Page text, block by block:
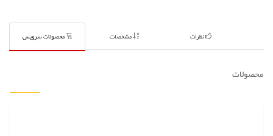
نظرات مشخصات محصولات سرویس
محصولات